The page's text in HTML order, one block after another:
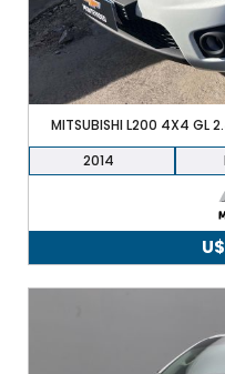
MITSUBISHI L200 4X4 GL
2014